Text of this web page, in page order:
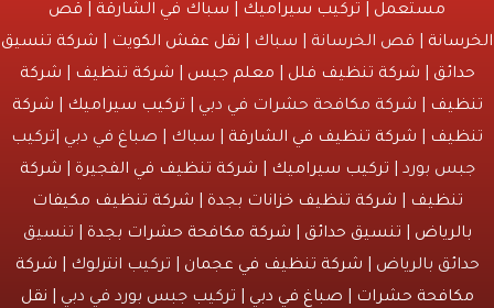
مستعمل
تركيب سيراميك سباك في الشارقة
قص
الخرسانة | قص الخرسانة | سباك | نقل عفش الكويت
شركة تنسيق
حدائق
شركة تنظيف فلل معلم جبس شركة تنظيف
شركة
تنظيف
| شركة مكافحة حشرات في دبي | تركيب سيراميك
شركة
تنظيف
شركة تنظيف في الشارقة | سباك | صباغ في دبي |تركيب
جبس بورد | تركيب سيراميك شركة تنظيف في الفجيرة
شركة
تنظيف
شركة تنظيف خزانات بجدة
شركة تنظيف مكيفات
بالرياض
تنسيق حدائق شركة مكافحة حشرات بجدة | تنسيق
حدائق بالرياض | شركة تنظيف في عجمان | تركيب انترلوك | شركة
مكافحة حشرات
صباغ في دبي | تركيب جبس بورد في دبي | نقل